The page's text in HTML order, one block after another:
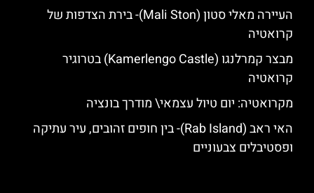
העיירה מאלי סטון (Mali Ston)- בירת הצדפות של
קרואטיה
מבצר קמרלנגו (Kamerlengo Castle) בטרוגיר
קרואטיה
מקרואטיה: יום טיול עצמאי\ מודרך בונציה
האי ראב (Rab Island)- בין חופים זהובים, עיר עתיקה
ופסטיבלים צבעוניים